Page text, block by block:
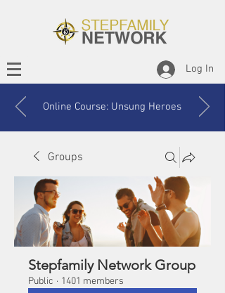
Log In
Online Course: Unsung Heroes
Groups
Stepfamily Network Group
Public · 1401 members